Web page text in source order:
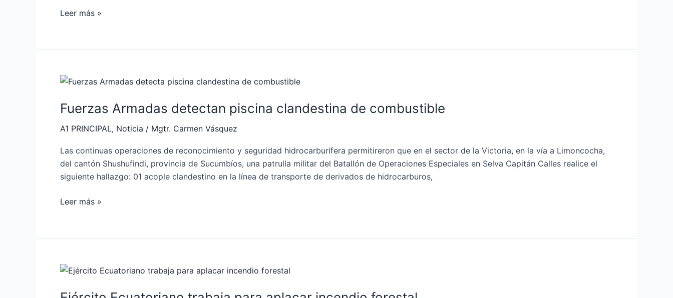
Leer más »
Fuerzas Armadas detectan piscina clandestina de combustible
A1 PRINCIPAL, Noticia / Mgtr. Carmen Vásquez
Las continuas operaciones de reconocimiento y seguridad hidrocarburífera permitireron que en el sector de la Victoria, en la vía a Limoncocha,
del cantón Shushufindi, provincia de Sucumbíos, una patrulla militar del Batallón de Operaciones Especiales en Selva Capitán Calles realice el
siguiente hallazgo: 01 acople clandestino en la línea de transporte de derivados de hidrocarburos,
Fuerzas
detectan
clandestina
de
combustible
Leer más »
Ejército
trabaja